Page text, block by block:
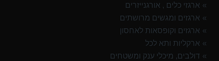
ארגזי כלים , אורגנייזרים
ארגזים ומגשים מרושתים
ארגזים וקופסאות לאחסון
ארקליות ותא לכל
דולבים, מיכלי ענק ומשטחים